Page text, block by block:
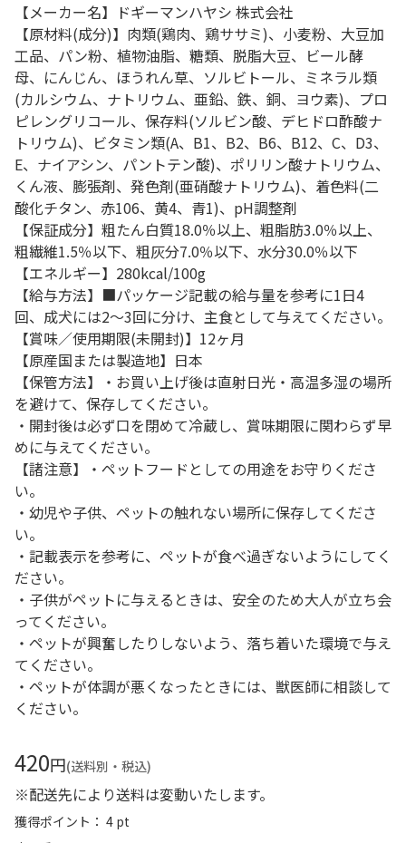
【メーカー名】ドギーマンハヤシ 株式会社
【原材料(成分)】肉類(鶏肉、鶏ササミ)、小麦粉、大豆加
工品、パン粉、植物油脂、糖類、脱脂大豆、ビール酵
母、にんじん、ほうれん草、ソルビトール、ミネラル類
(カルシウム、ナトリウム、亜鉛、鉄、銅、ヨウ素)、プロ
ピレングリコール、保存料(ソルビン酸、デヒドロ酢酸ナ
トリウム)、ビタミン類(A、B1、B2、B6、B12、C、D3、
E、ナイアシン、パントテン酸)、ポリリン酸ナトリウム、
くん液、膨張剤、発色剤(亜硝酸ナトリウム)、着色料(二
酸化チタン、赤106、黄4、青1)、pH調整剤
【保証成分】粗たん白質18.0％以上、粗脂肪3.0％以上、
粗繊維1.5％以下、粗灰分7.0％以下、水分30.0％以下
【エネルギー】280kcal/100g
【給与方法】■パッケージ記載の給与量を参考に1日4
回、成犬には2～3回に分け、主食として与えてください。
【賞味／使用期限(未開封)】12ヶ月
【原産国または製造地】日本
【保管方法】・お買い上げ後は直射日光・高温多湿の場所
を避けて、保存してください。
・開封後は必ず口を閉めて冷蔵し、賞味期限に関わらず早
めに与えてください。
【諸注意】・ペットフードとしての用途をお守りくださ
い。
・幼児や子供、ペットの触れない場所に保存してくださ
い。
・記載表示を参考に、ペットが食べ過ぎないようにしてく
ださい。
・子供がペットに与えるときは、安全のため大人が立ち会
ってください。
・ペットが興奮したりしないよう、落ち着いた環境で与え
てください。
・ペットが体調が悪くなったときには、獣医師に相談して
ください。
420円(送料別・税込)
※配送先により送料は変動いたします。
獲得ポイント： 4 pt